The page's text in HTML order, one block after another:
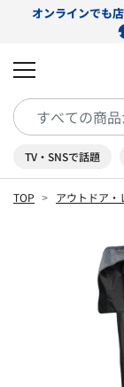
オンラインでも
TV・SNSで話題
TOP アウトドア・